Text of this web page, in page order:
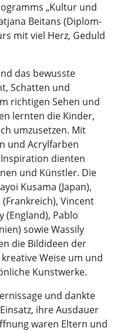
„Kultur und
Beitans (Diplom-
mit viel Herz, Geduld
das bewusste
Schatten und
richtigen Sehen und
lernten die Kinder,
umzusetzen. Mit
und Acrylfarben
dienten
und Künstler. Die
Kusama (Japan),
(Frankreich), Vincent
(England), Pablo
sowie Wassily
die Bildideen der
Weise um und
Kunstwerke.
und dankte
ihre Ausdauer
waren Eltern und